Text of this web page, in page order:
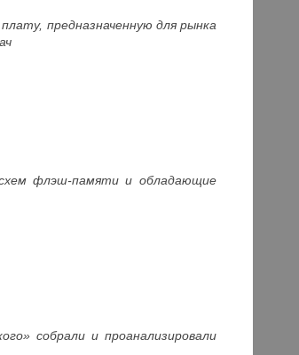
предназначенную для рынка
флэш-памяти и обладающие
собрали и проанализировали